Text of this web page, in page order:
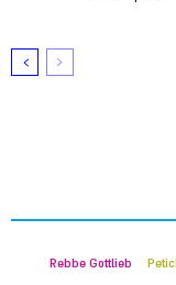
Rebbe Gottlieb